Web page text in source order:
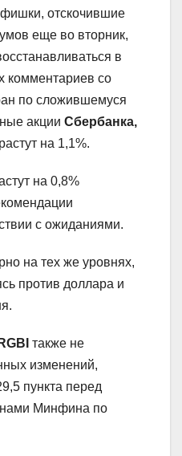
отскочившие
еще во вторник,
в
комментариев со
по сложившемуся
акции Сбербанка,
растут на 1,1%.
на 0,8%
с ожиданиями.
на тех же уровнях,
против доллара и
RGBI также не
изменений,
пункта перед
Минфина по